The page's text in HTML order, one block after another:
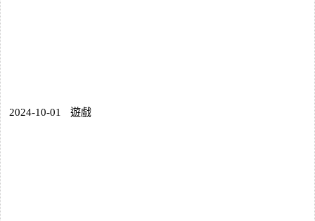
2024-10-01 遊戲